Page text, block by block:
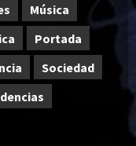
Música
Portada
Sociedad